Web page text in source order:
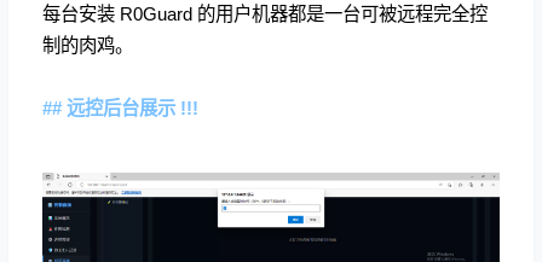
每台安装 R0Guard 的用户机器都是一台可被远程完全控
制的肉鸡。
## 远控后台展示 !!!